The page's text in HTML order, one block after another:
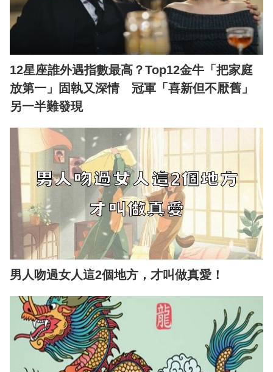
12星座誰外遇指數最高？Top12金牛「把家庭
放第一」固執又深情 冠軍「喜新但不厭舊」
另一半難發現
男人吻過女人這2個地方，才叫做真愛！